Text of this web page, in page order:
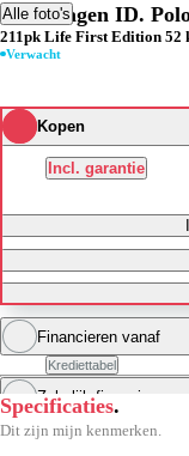
Alle foto's
Volkswagen ID.
211pk Life First Edition 52
Verwacht
Kopen
Incl. garantie
Financieren vanaf
Krediettabel
Zakelijk financieren
Specificaties.
Dit zijn mijn kenmerken.